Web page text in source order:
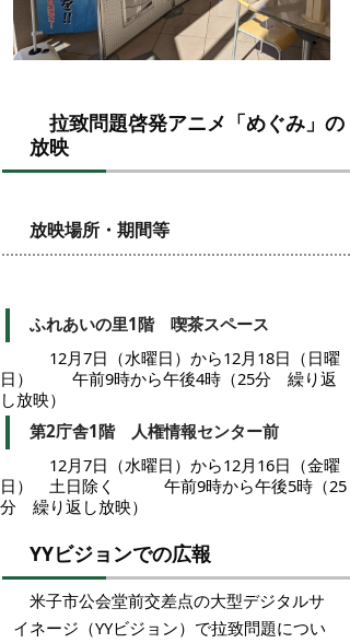
拉致問題啓発アニメ「めぐみ」の
放映
放映場所・期間等
ふれあいの里1階 喫茶スペース
12月7日（水曜日）から12月18日（日曜
日） 午前9時から午後4時（25分 繰り返
し放映）
第2庁舎1階 人権情報センター前
12月7日（水曜日）から12月16日（金曜
日） 土日除く 午前9時から午後5時（25
分 繰り返し放映）
YYビジョンでの広報
米子市公会堂前交差点の大型デジタルサ
イネージ（YYビジョン）で拉致問題につい